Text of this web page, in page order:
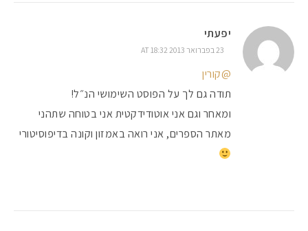
יפעתי
23 בפברואר 2013 AT 18:32
@קורין
תודה גם לך על הפוסט השימושי הנ״ל!
ומאחר וגם אני אוטודידקטית אני בטוחה שתהני
מאתר הספרים, אני רואה באמזון וקונה בדיפוסיטורי